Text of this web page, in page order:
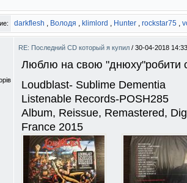
darkflesh , Володя , klimlord , Hunter , rockstar75 ,
RE: Последний CD который я купил / 30-04-2018 14:33
Люблю на свою "днюху"робити
Loudblast- Sublime Dementia
Listenable Records-POSH285
Album, Reissue, Remastered,
France 2015